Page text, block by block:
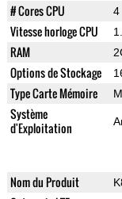
# Cores CPU 4
Vitesse horloge CPU
RAM
Options de Stockage
Type Carte Mémoire
Système
d'Exploitation
Nom du Produit